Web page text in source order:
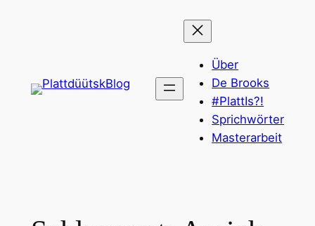
Über
De Brooks
#PlattIs?!
Sprichwörter
Masterarbeit